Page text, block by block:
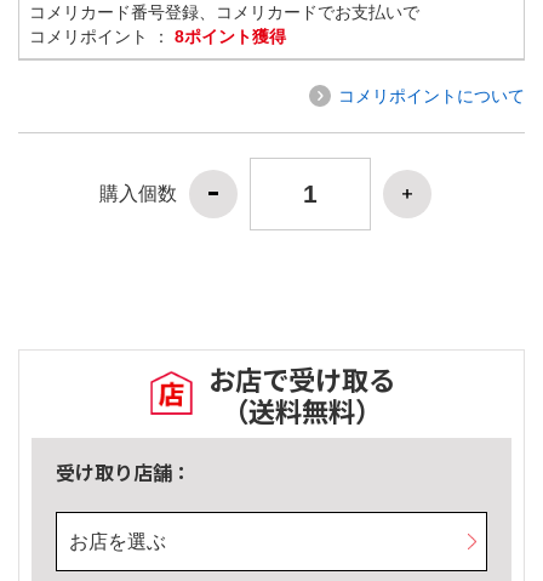
コメリカード番号登録、コメリカードでお支払いで
コメリポイント ： 8ポイント獲得
コメリポイントについて
購入個数
お店で受け取る
（送料無料）
受け取り店舗：
お店を選ぶ